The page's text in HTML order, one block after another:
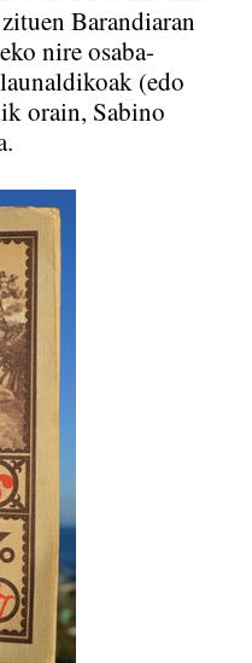
Barandiaran
nire osaba-
(edo
orain, Sabino